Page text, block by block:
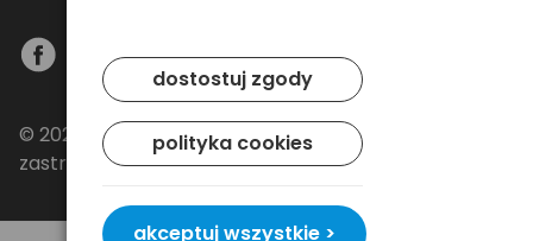
© 2024 Baltrade sp. z o.o. - Wszelkie prawa
zastrzeżone.
dostostuj zgody
polityka cookies
akceptuj wszystkie >